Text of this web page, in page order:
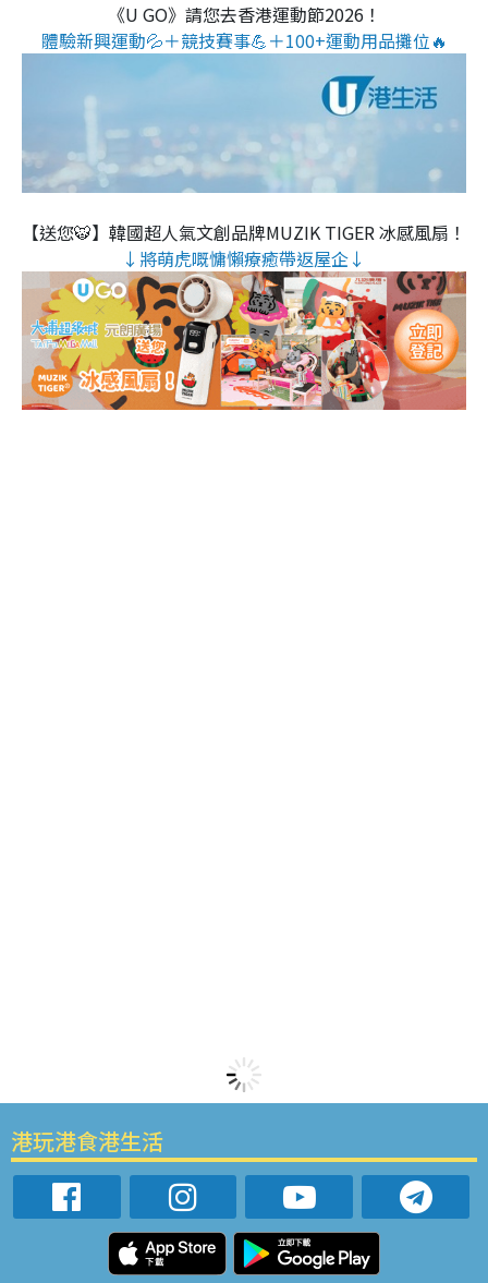
《U GO》請您去香港運動節2026！
體驗新興運動💦＋競技賽事💪＋100+運動用品攤位🔥
【送您🐯】韓國超人氣文創品牌MUZIK TIGER 冰感風扇！
↓將萌虎嘅慵懶療癒帶返屋企↓
港玩港食港生活